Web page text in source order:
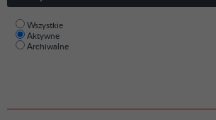
Wszystkie
Aktywne
Archiwalne